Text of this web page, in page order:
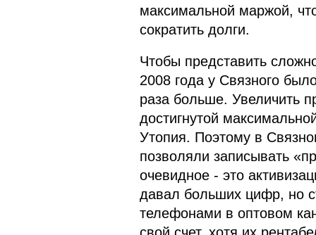
максимальной маржой,
сократить долги.
Чтобы представить
2008 года у Связного
раза больше. Увеличить
достигнутой
Утопия. Поэтому в
позволяли записывать
очевидное - это
давал больших цифр, но
телефонами в оптовом